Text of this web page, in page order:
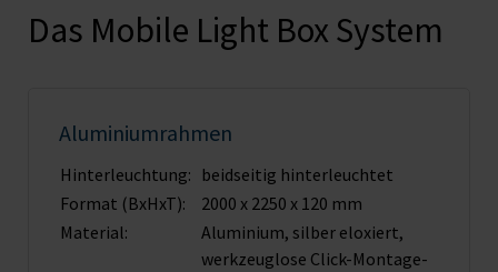
Das Mobile Light Box System
Aluminiumrahmen
Hinterleuchtung: beidseitig hinterleuchtet
Format (BxHxT):
2000 x 2250 x 120 mm
Material:
Aluminium, silber eloxiert,
werkzeuglose Click-Montage­